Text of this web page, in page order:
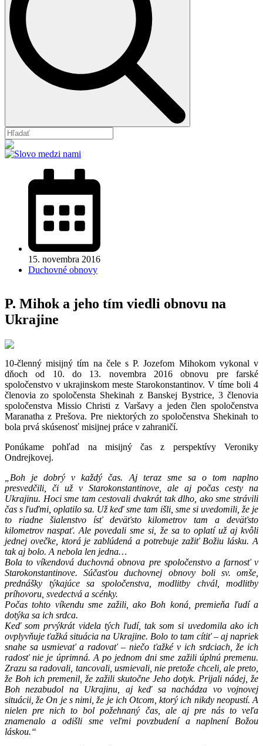
15. novembra 2016
Duchovné obnovy
P. Mihok a jeho tím viedli obnovu na
Ukrajine
10-členný misijný tím na čele s P. Jozefom Mihokom vykonal v
dňoch od 10. do 13. novembra 2016 obnovu pre farské
spoločenstvo v ukrajinskom meste Starokonstantinov. V tíme boli 4
členovia zo spoločensta Shekinah z Banskej Bystrice, 3 členovia
spoločenstva Missio Christi z Varšavy a jeden člen spoločenstva
Maranatha z Prešova. Pre niektorých zo spoločenstva Shekinah to
bola prvá skúsenosť misijnej práce v zahraničí.
Ponúkame pohľad na misijný čas z perspektívy Veroniky
Ondrejkovej.
„Boh je dobrý v každý čas. Aj teraz sme sa o tom naplno
presvedčili, či už v Starokonstantinove, ale aj počas cesty na
Ukrajinu. Hoci sme tam cestovali dvakrát tak dlho, ako sme strávili
čas s ľuďmi, oplatilo sa. Už keď sme tam išli, sme si uvedomili, že je
to riadne šialenstvo ísť deväťsto kilometrov tam a deväťsto
kilometrov naspať. Ale povedali sme si, že sa to oplatí už aj kvôli
jednej ovečke, ktorá je zablúdená a potrebuje zažiť Božiu lásku. A
tak aj bolo. A nebola len jedna…
Bola to víkendová duchovná obnova pre spoločenstvo a farnosť v
Starokonstantinove. Súčasťou duchovnej obnovy boli sv. omše,
prednášky týkajúce sa spoločenstva, modlitby chvál, modlitby
príhovoru, svedectvá a scénky.
Počas tohto víkendu sme zažili, ako Boh koná, premieňa ľudí a
dotýka sa ich srdca.
Keď som prvýkrát videla tých ľudí, tak som si uvedomila ako ich
ovplyvňuje ťažká situácia na Ukrajine. Bolo to tam cítiť – aj napriek
snahe sa usmievať a radovať – niečo ťažké v ich srdciach, že ich
radosť nie je úprimná. A po jednom dni sme zažili úplnú premenu.
Zrazu sa radovali, tancovali, usmievali, nie pretože chceli, ale preto,
že Boh ich premenil, že zažili skutočne Jeho dotyk. Prijali nádej, že
Boh nezabudol na Ukrajinu, aj keď sa nachádza vo vojnovej
situácii, že On je s nimi, že je ich Otcom, ktorý ich nikdy neopustí. A
nielen pre nich to bol požehnaný čas, ale aj pre nás to veľa
znamenalo a odišli sme veľmi povzbudení a naplnení Božou
láskou.“